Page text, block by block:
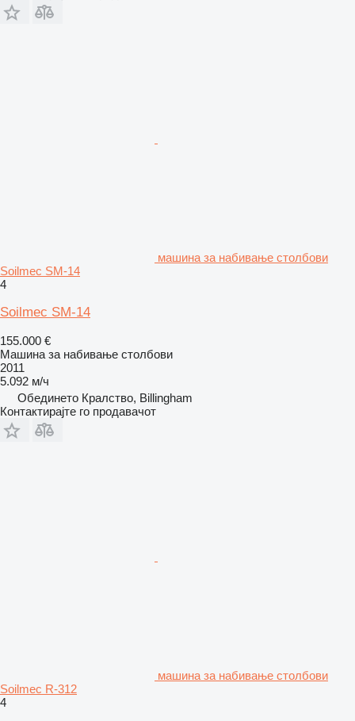
машина за набивање столбови
Soilmec SM-14
4
Soilmec SM-14
155.000 €
Машина за набивање столбови
2011
5.092 м/ч
Обединето Кралство, Billingham
Контактирајте го продавачот
машина за набивање столбови
Soilmec R-312
4